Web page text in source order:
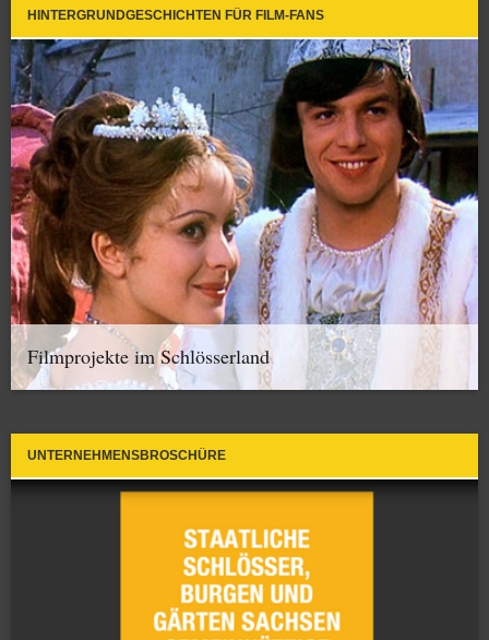
HINTERGRUNDGESCHICHTEN FÜR FILM-FANS
Filmprojekte im Schlösserland
UNTERNEHMENSBROSCHÜRE